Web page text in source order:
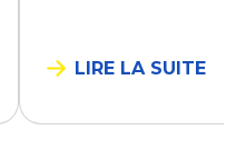
LIRE LA SUITE